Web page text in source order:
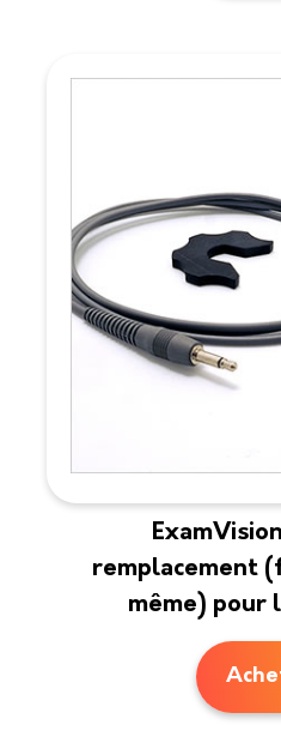
remplacement
même) pour